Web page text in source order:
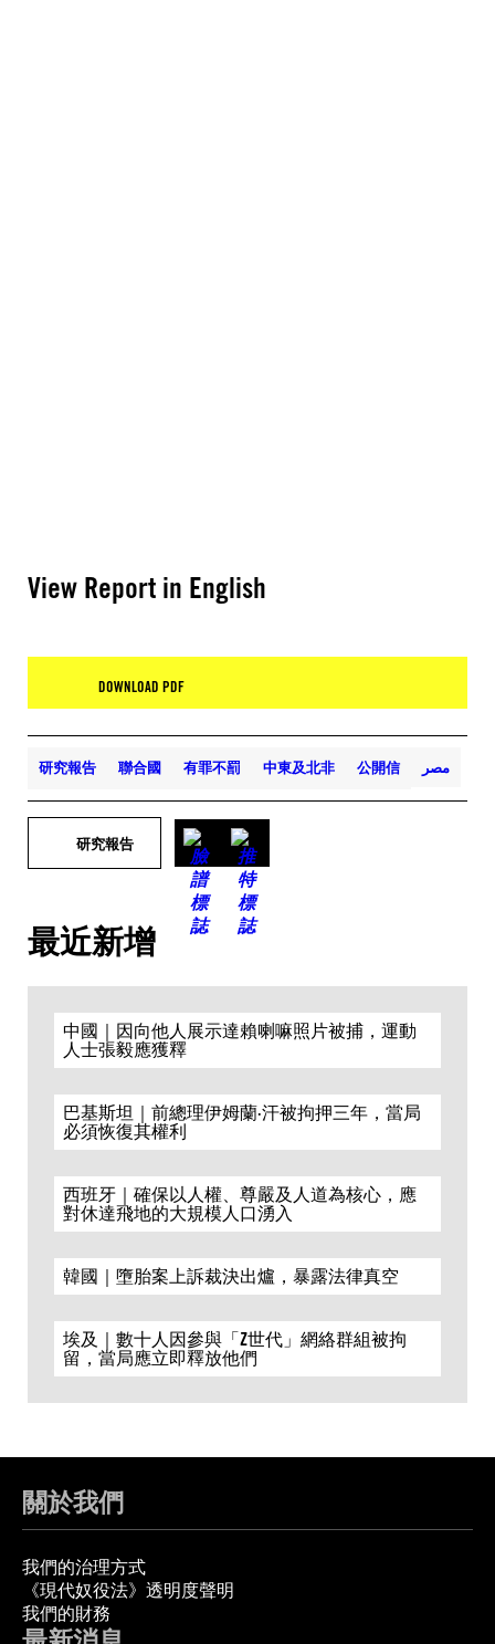
View Report in English
DOWNLOAD PDF
研究報告 聯合國 有罪不罰 中東及北非 公開信 مصر
研究報告
最近新增
中國｜因向他人展示達賴喇嘛照片被捕，運動
人士張毅應獲釋
巴基斯坦｜前總理伊姆蘭·汗被拘押三年，當局
必須恢復其權利
西班牙｜確保以人權、尊嚴及人道為核心，應
對休達飛地的大規模人口湧入
韓國｜墮胎案上訴裁決出爐，暴露法律真空
埃及｜數十人因參與「Z世代」網絡群組被拘
留，當局應立即釋放他們
關於我們
我們的治理方式
《現代奴役法》透明度聲明
我們的財務